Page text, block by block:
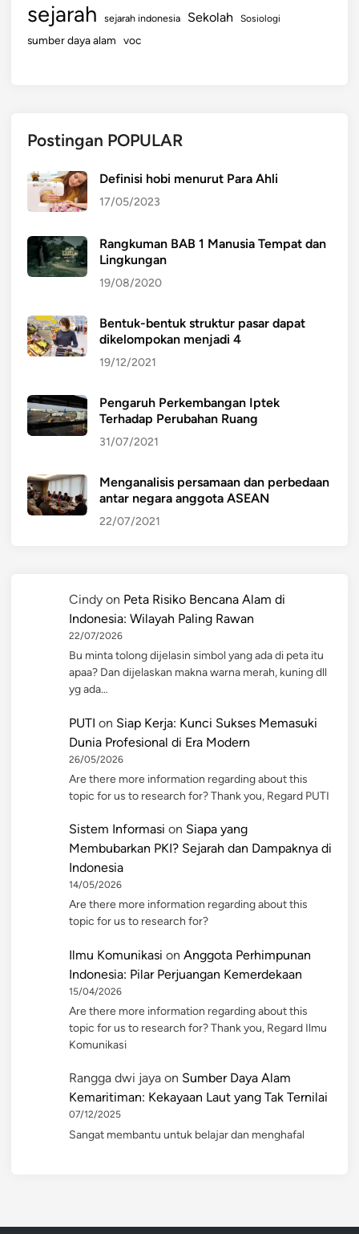
sejarah sejarah indonesia Sekolah Sosiologi
sumber daya alam voc
Postingan POPULAR
Definisi hobi menurut Para Ahli
17/05/2023
Rangkuman BAB 1 Manusia Tempat dan
Lingkungan
19/08/2020
Bentuk-bentuk struktur pasar dapat
dikelompokan menjadi 4
19/12/2021
Pengaruh Perkembangan Iptek
Terhadap Perubahan Ruang
31/07/2021
Menganalisis persamaan dan perbedaan
antar negara anggota ASEAN
22/07/2021
Cindy on Peta Risiko Bencana Alam di
Indonesia: Wilayah Paling Rawan
22/07/2026
Bu minta tolong dijelasin simbol yang ada di peta itu
apaa? Dan dijelaskan makna warna merah, kuning dll
yg ada…
PUTI on Siap Kerja: Kunci Sukses Memasuki
Dunia Profesional di Era Modern
26/05/2026
Are there more information regarding about this
topic for us to research for? Thank you, Regard PUTI
Sistem Informasi on Siapa yang
Membubarkan PKI? Sejarah dan Dampaknya di
Indonesia
14/05/2026
Are there more information regarding about this
topic for us to research for?
Ilmu Komunikasi on Anggota Perhimpunan
Indonesia: Pilar Perjuangan Kemerdekaan
15/04/2026
Are there more information regarding about this
topic for us to research for? Thank you, Regard Ilmu
Komunikasi
Rangga dwi jaya on Sumber Daya Alam
Kemaritiman: Kekayaan Laut yang Tak Ternilai
07/12/2025
Sangat membantu untuk belajar dan menghafal